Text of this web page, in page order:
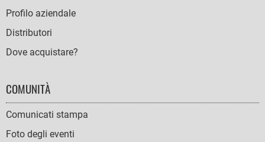
Profilo aziendale
Distributori
Dove acquistare?
COMUNITÀ
Comunicati stampa
Foto degli eventi